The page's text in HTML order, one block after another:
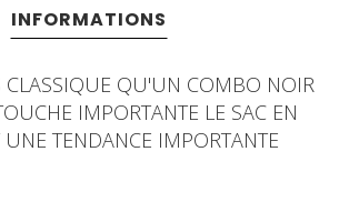
INFORMATIONS
CLASSIQUE QU'UN COMBO NOIR
IMPORTANTE LE SAC EN
TENDANCE IMPORTANTE